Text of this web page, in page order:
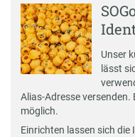
Unser
lässt
Alias-Adresse
möglich.
Einrichten lassen sich